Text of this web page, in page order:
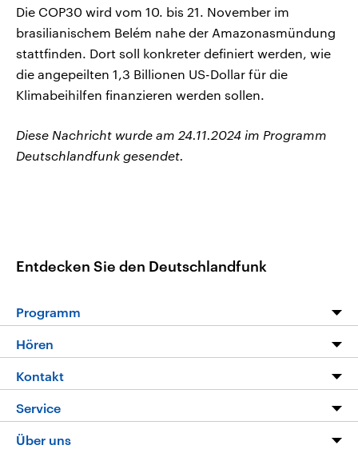
Die COP30 wird vom 10. bis 21. November im
brasilianischem Belém nahe der Amazonasmündung
stattfinden. Dort soll konkreter definiert werden, wie
die angepeilten 1,3 Billionen US-Dollar für die
Klimabeihilfen finanzieren werden sollen.
Diese Nachricht wurde am 24.11.2024 im Programm
Deutschlandfunk gesendet.
Entdecken Sie den Deutschlandfunk
Programm
Programm
Die Nachrichten
Nachrichtenleicht
Neue Beiträge auf dlf.de
Hören
Livestream
Podcasts
Kontakt
Hörerservice
Service
FAQ
Über uns